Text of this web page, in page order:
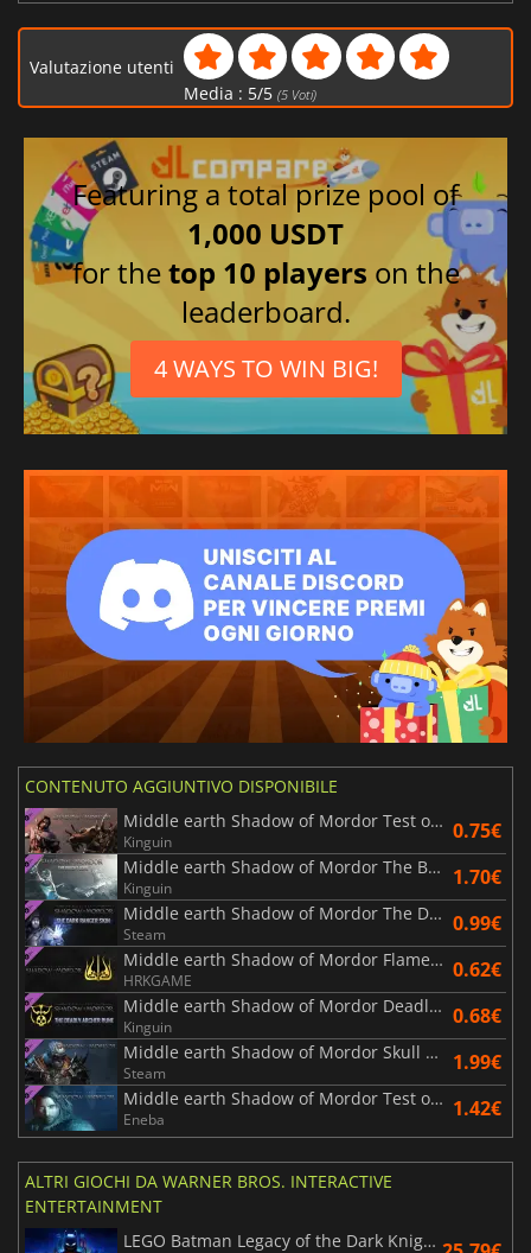
Valutazione utenti
Media : 5/5 (5Voti)
Featuring a total prize pool of
1,000 USDT
for thetop 10 players on the
leaderboard.
4 WAYS TO WIN BIG!
CONTENUTO AGGIUNTIVO DISPONIBILE
Middle earth Shadow of Mordor Test of Speed
Kinguin 0.75€
Middle earth Shadow of Mordor The Bright Lord
Kinguin 1.70€
Middle earth Shadow of Mordor The Dark Ranger Character Skin
Steam 0.99€
Middle earth Shadow of Mordor Flame of Anor Rune
HRKGAME 0.62€
Middle earth Shadow of Mordor Deadly Archer Rune
Kinguin 0.68€
Middle earth Shadow of Mordor Skull Crushers Warband
Steam 1.99€
Middle earth Shadow of Mordor Test of Wisdom
Eneba 1.42€
ALTRI GIOCHI DA WARNER BROS. INTERACTIVE
ENTERTAINMENT
LEGO Batman Legacy of the Dark Knight